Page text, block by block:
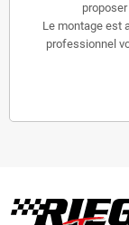
Le montage est
professionnel